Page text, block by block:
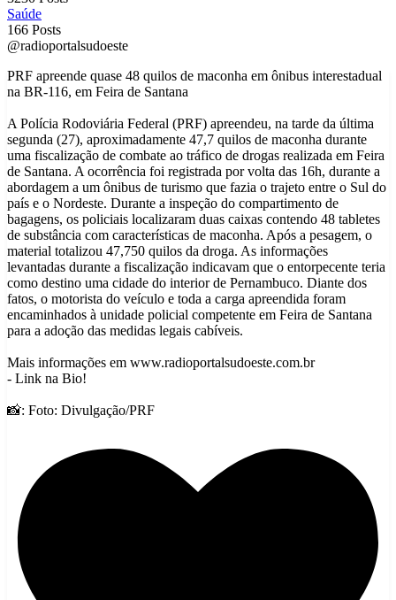
Saúde
166 Posts
@radioportalsudoeste
PRF apreende quase 48 quilos de maconha em ônibus interestadual
na BR-116, em Feira de Santana
A Polícia Rodoviária Federal (PRF) apreendeu, na tarde da última
segunda (27), aproximadamente 47,7 quilos de maconha durante
uma fiscalização de combate ao tráfico de drogas realizada em Feira
de Santana. A ocorrência foi registrada por volta das 16h, durante a
abordagem a um ônibus de turismo que fazia o trajeto entre o Sul do
país e o Nordeste. Durante a inspeção do compartimento de
bagagens, os policiais localizaram duas caixas contendo 48 tabletes
de substância com características de maconha. Após a pesagem, o
material totalizou 47,750 quilos da droga. As informações
levantadas durante a fiscalização indicavam que o entorpecente teria
como destino uma cidade do interior de Pernambuco. Diante dos
fatos, o motorista do veículo e toda a carga apreendida foram
encaminhados à unidade policial competente em Feira de Santana
para a adoção das medidas legais cabíveis.
Mais informações em www.radioportalsudoeste.com.br
- Link na Bio!
📸: Foto: Divulgação/PRF